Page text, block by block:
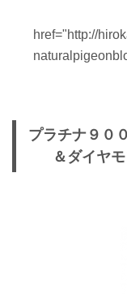
href="http://
プラチナ９０
＆ダイヤ